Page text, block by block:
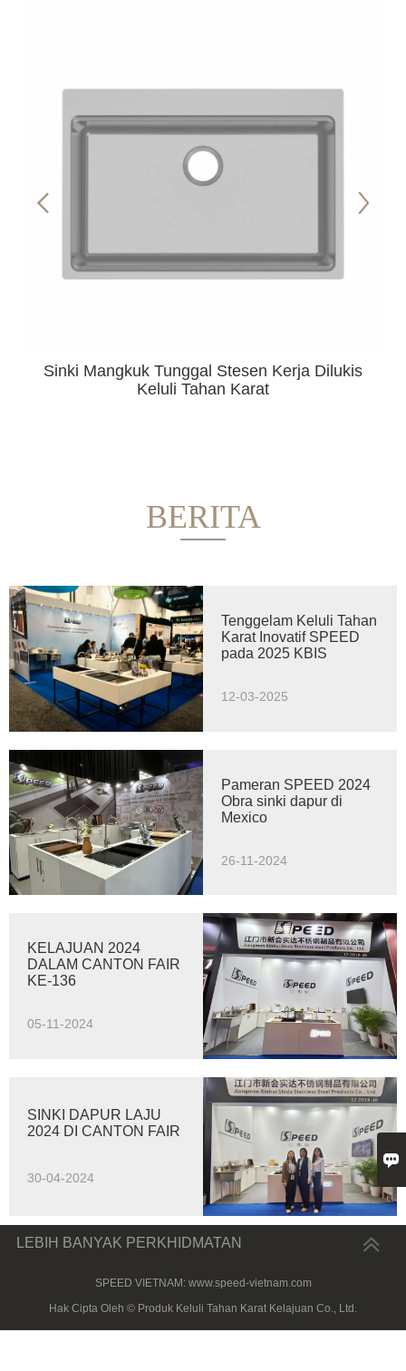
Sinki Mangkuk Tunggal Stesen Kerja Dilukis
Keluli Tahan Karat
BERITA
Tenggelam Keluli Tahan
Karat Inovatif SPEED
pada 2025 KBIS
12-03-2025
Pameran SPEED 2024
Obra sinki dapur di
Mexico
26-11-2024
KELAJUAN 2024
DALAM CANTON FAIR
KE-136
05-11-2024
SINKI DAPUR LAJU
2024 DI CANTON FAIR
30-04-2024
LEBIH BANYAK PERKHIDMATAN
SPEED VIETNAM: www.speed-vietnam.com
Hak Cipta Oleh © Produk Keluli Tahan Karat Kelajuan Co., Ltd.
